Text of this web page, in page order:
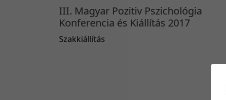
III. Magyar Pozitiv Pszichológia
Konferencia és Kiállítás 2017
Szakkiállítás